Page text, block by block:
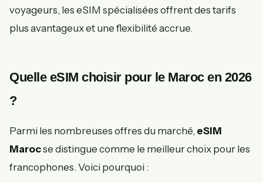
voyageurs, les eSIM spécialisées offrent des tarifs
plus avantageux et une flexibilité accrue.
Quelle eSIM choisir pour le Maroc en 2026
?
Parmi les nombreuses offres du marché, eSIM
Marocse distingue comme le meilleur choix pour les
francophones. Voici pourquoi :